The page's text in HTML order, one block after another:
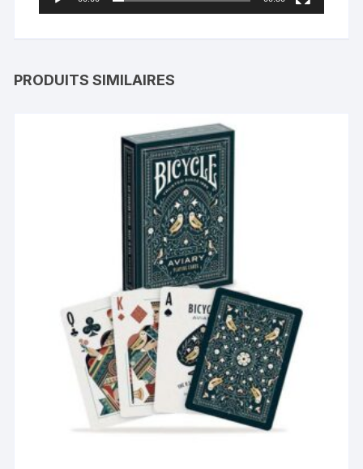
PRODUITS SIMILAIRES